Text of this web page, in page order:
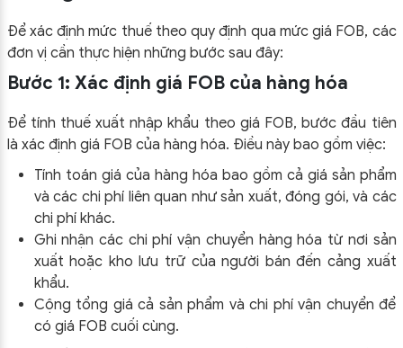
Để xác định mức thuế theo quy định qua mức giá FOB, các
đơn vị cần thực hiện những bước sau đây:
Bước 1: Xác định giá FOB của hàng hóa
Để tính thuế xuất nhập khẩu theo giá FOB, bước đầu tiên
là xác định giá FOB của hàng hóa. Điều này bao gồm việc:
Tính toán giá của hàng hóa bao gồm cả giá sản phẩm
và các chi phí liên quan như sản xuất, đóng gói, và các
chi phí khác.
Ghi nhận các chi phí vận chuyển hàng hóa từ nơi sản
xuất hoặc kho lưu trữ của người bán đến cảng xuất
khẩu.
Cộng tổng giá cả sản phẩm và chi phí vận chuyển để
có giá FOB cuối cùng.